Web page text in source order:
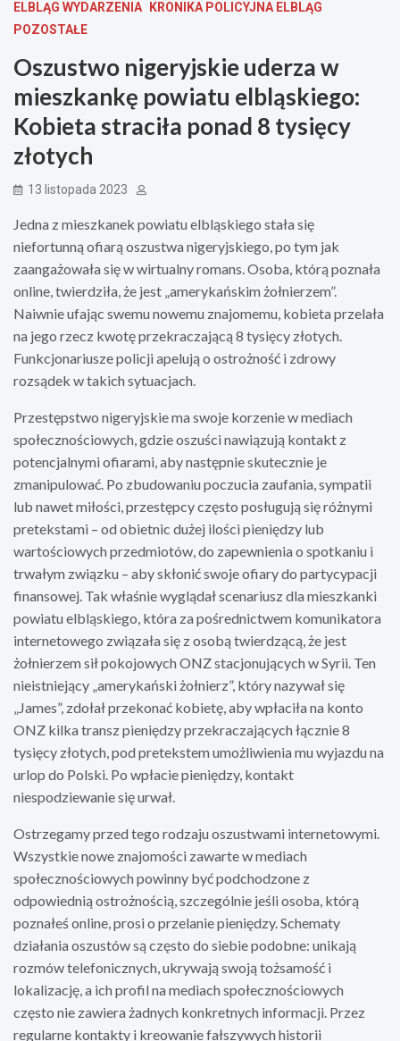
ELBLĄG WYDARZENIA
KRONIKA POLICYJNA ELBLĄG
POZOSTAŁE
Oszustwo nigeryjskie uderza w
mieszkankę powiatu elbląskiego:
Kobieta straciła ponad 8 tysięcy
złotych
13 listopada 2023
Jedna z mieszkanek powiatu elbląskiego stała się
niefortunną ofiarą oszustwa nigeryjskiego, po tym jak
zaangażowała się w wirtualny romans. Osoba, którą poznała
online, twierdziła, że jest „amerykańskim żołnierzem”.
Naiwnie ufając swemu nowemu znajomemu, kobieta przelała
na jego rzecz kwotę przekraczającą 8 tysięcy złotych.
Funkcjonariusze policji apelują o ostrożność i zdrowy
rozsądek w takich sytuacjach.
Przestępstwo nigeryjskie ma swoje korzenie w mediach
społecznościowych, gdzie oszuści nawiązują kontakt z
potencjalnymi ofiarami, aby następnie skutecznie je
zmanipulować. Po zbudowaniu poczucia zaufania, sympatii
lub nawet miłości, przestępcy często posługują się różnymi
pretekstami – od obietnic dużej ilości pieniędzy lub
wartościowych przedmiotów, do zapewnienia o spotkaniu i
trwałym związku – aby skłonić swoje ofiary do partycypacji
finansowej. Tak właśnie wyglądał scenariusz dla mieszkanki
powiatu elbląskiego, która za pośrednictwem komunikatora
internetowego związała się z osobą twierdzącą, że jest
żołnierzem sił pokojowych ONZ stacjonujących w Syrii. Ten
nieistniejący „amerykański żołnierz”, który nazywał się
„James”, zdołał przekonać kobietę, aby wpłaciła na konto
ONZ kilka transz pieniędzy przekraczających łącznie 8
tysięcy złotych, pod pretekstem umożliwienia mu wyjazdu na
urlop do Polski. Po wpłacie pieniędzy, kontakt
niespodziewanie się urwał.
Ostrzegamy przed tego rodzaju oszustwami internetowymi.
Wszystkie nowe znajomości zawarte w mediach
społecznościowych powinny być podchodzone z
odpowiednią ostrożnością, szczególnie jeśli osoba, którą
poznałeś online, prosi o przelanie pieniędzy. Schematy
działania oszustów są często do siebie podobne: unikają
rozmów telefonicznych, ukrywają swoją tożsamość i
lokalizację, a ich profil na mediach społecznościowych
często nie zawiera żadnych konkretnych informacji. Przez
regularne kontakty i kreowanie fałszywych historii